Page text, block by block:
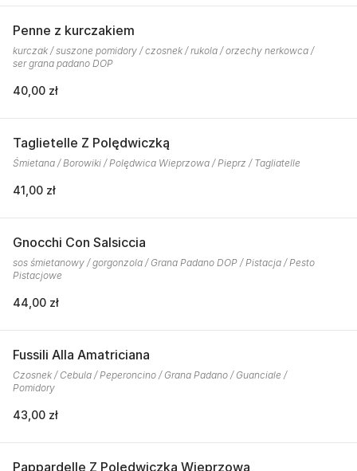
Penne z kurczakiem
kurczak / suszone pomidory / czosnek / rukola / orzechy nerkowca /
ser grana padano DOP
40,00 zł
Taglietelle Z Polędwiczką
Śmietana / Borowiki / Polędwica Wieprzowa / Pieprz / Tagliatelle
41,00 zł
Gnocchi Con Salsiccia
sos śmietanowy / gorgonzola / Grana Padano DOP / Pistacja / Pesto
Pistacjowe
44,00 zł
Fussili Alla Amatriciana
Czosnek / Cebula / Peperoncino / Grana Padano / Guanciale /
Pomidory
43,00 zł
Pappardelle Z Polędwiczką Wieprzową